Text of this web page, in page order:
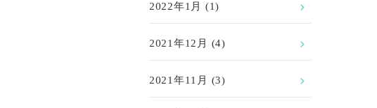
2022年1月 (1)
2021年12月 (4)
2021年11月 (3)